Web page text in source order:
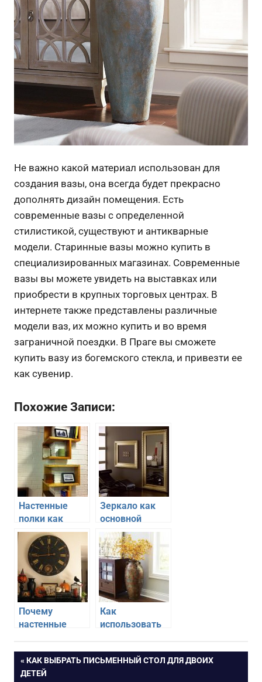
Не важно какой материал использован для
создания вазы, она всегда будет прекрасно
дополнять дизайн помещения. Есть
современные вазы с определенной
стилистикой, существуют и антикварные
модели. Старинные вазы можно купить в
специализированных магазинах. Современные
вазы вы можете увидеть на выставках или
приобрести в крупных торговых центрах. В
интернете также представлены различные
модели ваз, их можно купить и во время
заграничной поездки. В Праге вы сможете
купить вазу из богемского стекла, и привезти ее
как сувенир.
Похожие Записи:
Настенные
полки как
элемент
декора
Зеркало как
основной
элемент
декора
Почему
настенные
важный
элемент
декора
Как
использовать
украшения
интерьера
Навигация
ПРЕДЫДУЩАЯ
ЗАПИСЬ:
КАК ВЫБРАТЬ ПИСЬМЕННЫЙ СТОЛ ДЛЯ ДВОИХ
ДЕТЕЙ